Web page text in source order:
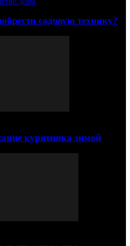
садовую технику?
курятника зимой